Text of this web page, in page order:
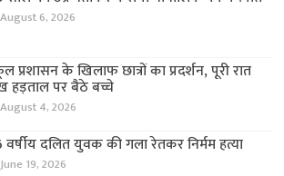
August 6, 2026
प्रशासन के खिलाफ छात्रों का प्रदर्शन, पूरी रात
हड़ताल पर बैठे बच्चे
August 4, 2026
वर्षीय दलित युवक की गला रेतकर निर्मम हत्या
June 19, 2026